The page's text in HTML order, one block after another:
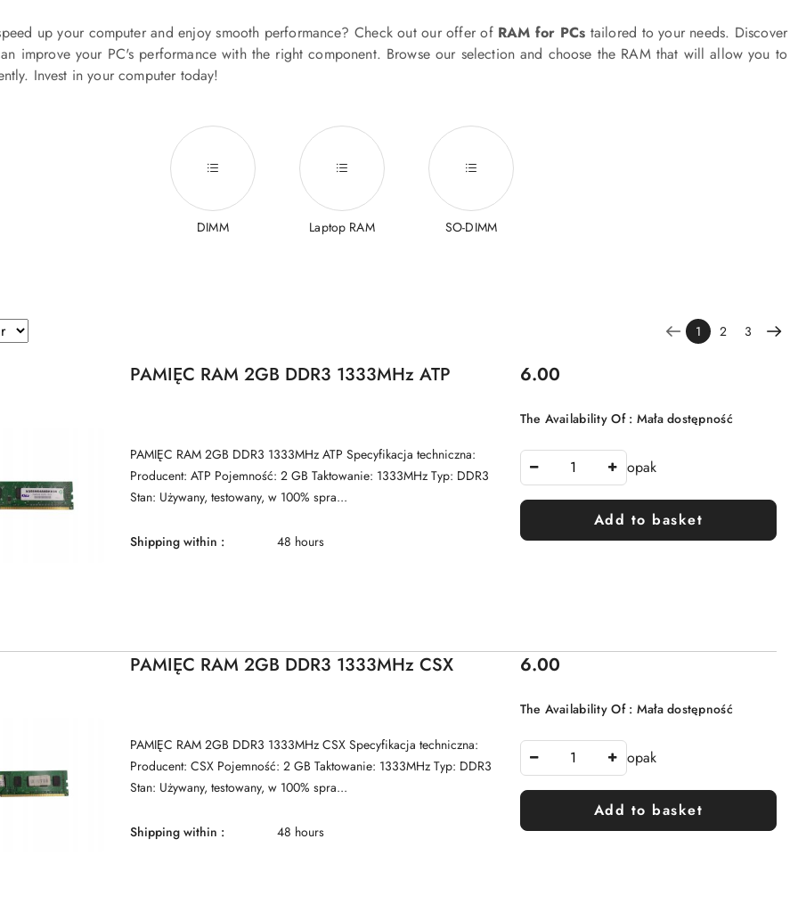
up your computer and enjoy smooth performance? Check out our offer of RAM for PCs tailored to your needs. Discover
improve your PC's performance with the right component. Browse our selection and choose the RAM that will allow you to
Invest in your computer today!
DIMM Laptop RAM SO-DIMM
1 2 3
PAMIĘC RAM 2GB DDR3 1333MHz ATP
PAMIĘC RAM 2GB DDR3 1333MHz ATP Specyfikacja techniczna:
Producent: ATP Pojemność: 2 GB Taktowanie: 1333MHz Typ: DDR3
Stan: Używany, testowany, w 100% spra...
Shipping within : 48 hours
Price:
6.00
The Availability Of : Mała dostępność
opak
Add to basket
PAMIĘC RAM 2GB DDR3 1333MHz CSX
PAMIĘC RAM 2GB DDR3 1333MHz CSX Specyfikacja techniczna:
Producent: CSX Pojemność: 2 GB Taktowanie: 1333MHz Typ: DDR3
Stan: Używany, testowany, w 100% spra...
Shipping within : 48 hours
Price:
6.00
The Availability Of : Mała dostępność
opak
Add to basket